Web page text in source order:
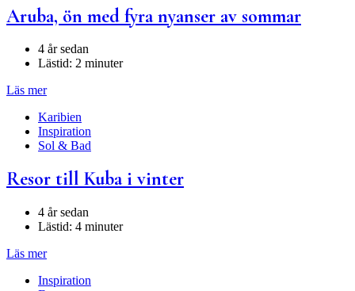
Aruba, ön med fyra nyanser av sommar
4 år sedan
Lästid: 2 minuter
Läs mer
Karibien
Inspiration
Sol & Bad
Resor till Kuba i vinter
4 år sedan
Lästid: 4 minuter
Läs mer
Inspiration